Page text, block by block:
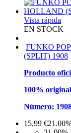
Vista rápida
EN STOCK
FUNKO
(SPLIT) 1908
Producto
100% original
Número:
15,99 €